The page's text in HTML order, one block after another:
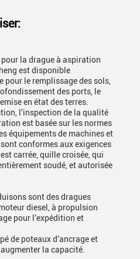
la drague à aspiration
est disponible
pour le remplissage des sols,
des ports, le
en état des terres.
l'inspection de la qualité
est basée sur les normes
équipements de machines et
conformes aux exigences
carrée, quille croisée, qui
soudé, et autorisée
sont des dragues
diesel, à propulsion
pour l'expédition et
de poteaux d'ancrage et
la capacité.